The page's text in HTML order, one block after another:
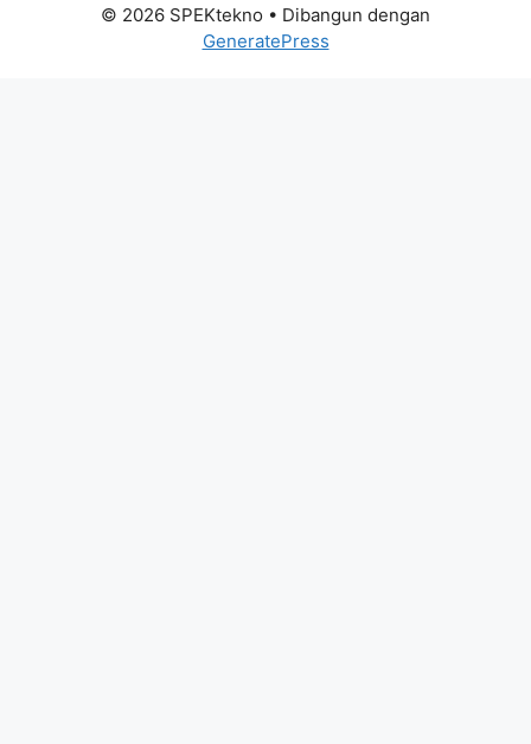
© 2026 SPEKtekno • Dibangun dengan
GeneratePress